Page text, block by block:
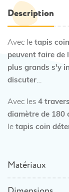
Description
Avec le tapis
peuvent faire de
plus grands s'y
discuter…
Avec les 4
diamètre de 180
le tapis coin
Matériaux